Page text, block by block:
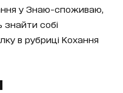
у Знаю-споживаю,
собі
в рубриці Кохання